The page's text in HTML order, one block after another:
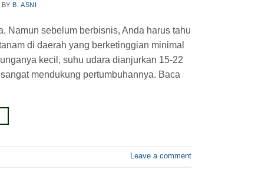
BY B. ASNI
Namun sebelum berbisnis, Anda harus tahu
di daerah yang berketinggian minimal
kecil, suhu udara dianjurkan 15-22
mendukung pertumbuhannya. Baca
Leave a comment